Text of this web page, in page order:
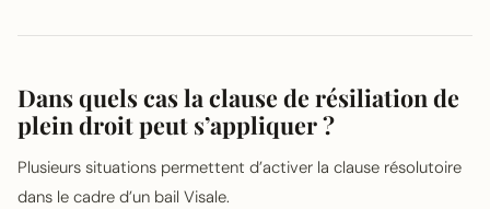
Dans quels cas la clause de résiliation de
plein droit peut s’appliquer ?
Plusieurs situations permettent d’activer la clause résolutoire
dans le cadre d’un bail Visale.